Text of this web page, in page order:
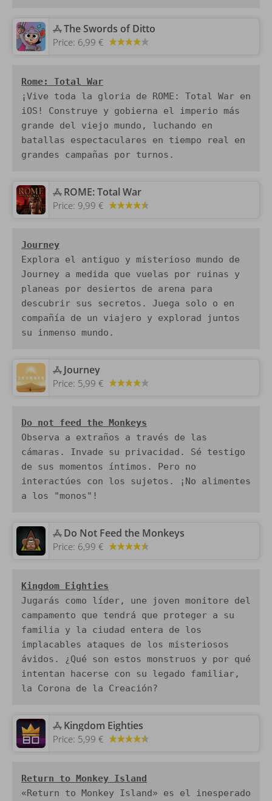
‎The Swords of Ditto
Price: 6,99 €
Rome: Total War
¡Vive toda la gloria de ROME: Total War en
iOS! Construye y gobierna el imperio más
grande del viejo mundo, luchando en
batallas espectaculares en tiempo real en
grandes campañas por turnos.
‎ROME: Total War
Price: 9,99 €
Journey
Explora el antiguo y misterioso mundo de
Journey a medida que vuelas por ruinas y
planeas por desiertos de arena para
descubrir sus secretos. Juega solo o en
compañía de un viajero y explorad juntos
su inmenso mundo.
‎Journey
Price: 5,99 €
Do not feed the Monkeys
Observa a extraños a través de las
cámaras. Invade su privacidad. Sé testigo
de sus momentos íntimos. Pero no
interactúes con los sujetos. ¡No alimentes
a los "monos"!
‎Do Not Feed the Monkeys
Price: 6,99 €
Kingdom Eighties
Jugarás como líder, une joven monitore del
campamento que tendrá que proteger a su
familia y la ciudad entera de los
implacables ataques de los misteriosos
ávidos. ¿Qué son estos monstruos y por qué
intentan hacerse con su legado familiar,
la Corona de la Creación?
‎Kingdom Eighties
Price: 5,99 €
Return to Monkey Island
«Return to Monkey Island» es el inesperado